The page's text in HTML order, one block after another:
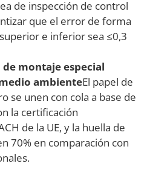
de inspección de control
que el error de forma
e inferior sea ≤0,3
montaje especial
ambienteEl papel de
se unen con cola a base de
la certificación
de la UE, y la huella de
70% en comparación con